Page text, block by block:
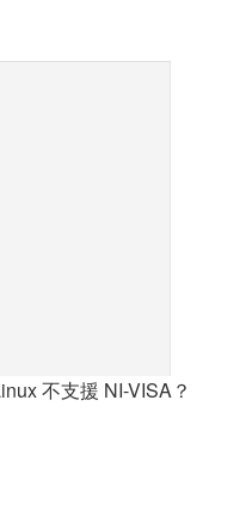
不支援 NI-VISA？